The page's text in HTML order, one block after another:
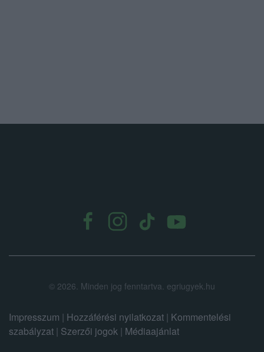
© 2026. Minden jog fenntartva. egriugyek.hu
Impresszum | Hozzáférési nyilatkozat | Kommentelési
szabályzat | Szerzői jogok | Médiaajánlat